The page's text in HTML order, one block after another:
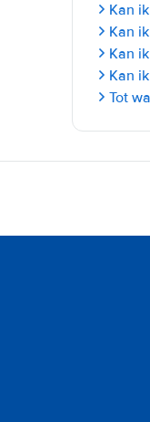
Kan
Kan
Kan
Kan
Tot